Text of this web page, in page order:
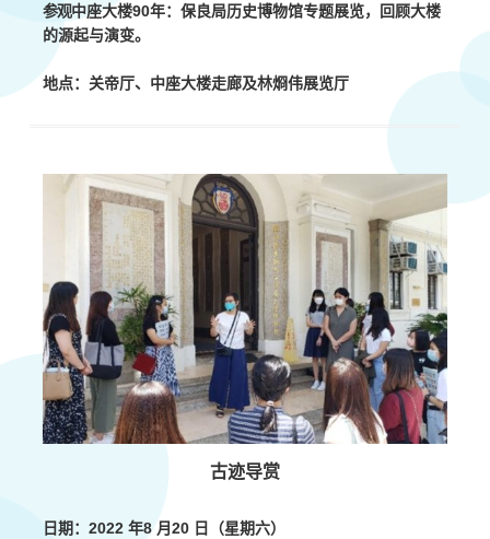
参观中座大楼90年：保良局历史博物馆专题展览，回顾大楼
的源起与演变。
地点： 关帝厅、中座大楼走廊及林烱伟展览厅
古迹导赏
日期： 2022 年8 月20 日（星期六）